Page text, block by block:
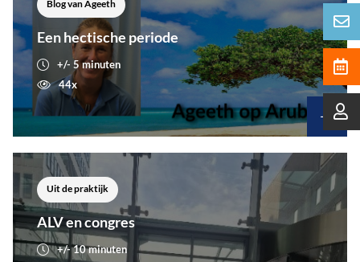
Een hectische periode
Blog van Ageeth
+/- 5 minuten
44x
ALV en congres
Uit de praktijk
+/- 10 minuten